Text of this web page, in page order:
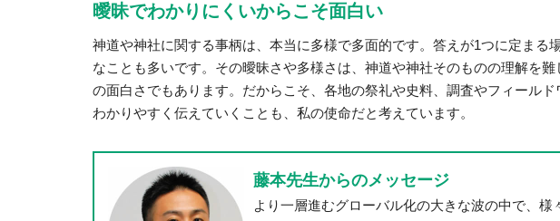
曖昧でわかりにくいからこそ面白い
神道や神社に関する事柄は、本当に多様で多面的です。答えが1つに定まる
なことも多いです。その曖昧さや多様さは、神道や神社そのものの理解を
の面白さでもあります。だからこそ、各地の祭礼や史料、調査やフィール
わかりやすく伝えていくことも、私の使命だと考えています。
藤本先生からのメッセージ
より一層進むグローバル化の大きな波の中で、